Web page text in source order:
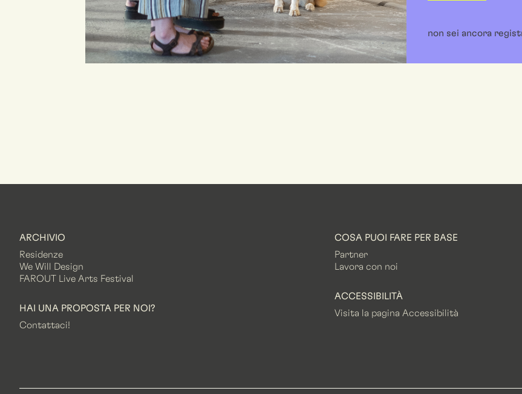
non sei ancora
ARCHIVIO
Residenze
We Will Design
FAROUT Live Arts Festival
HAI UNA PROPOSTA PER NOI?
Contattaci!
COSA PUOI FARE PER BASE
Partner
Lavora con noi
ACCESSIBILITÀ
Visita la pagina Accessibilità